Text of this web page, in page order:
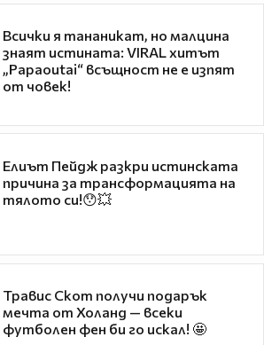
Всички я тананикат, но малцина
знаят истината: VIRAL хитът
„Papaoutai“ всъщност не е изпят
от човек!
Елиът Пейдж разкри истинската
причина за трансформацията на
тялото си!😯💥
Травис Скот получи подарък
мечта от Холанд — всеки
футболен фен би го искал! 🤩